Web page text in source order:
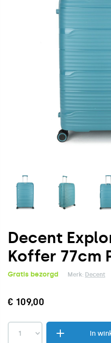
Decent
Koffer 77cm
Gratis bezorgd Merk: Decent
€ 109,00
In